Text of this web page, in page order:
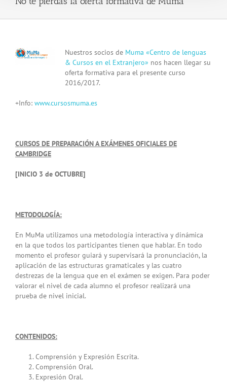
View
Nuestros socios de Muma «Centro de lenguas
& Cursos en el Extranjero» nos hacen llegar su
oferta formativa para el presente curso
2016/2017.
+Info: www.cursosmuma.es
CURSOS DE PREPARACIÓN A EXÁMENES OFICIALES DE
CAMBRIDGE
[INICIO 3 de OCTUBRE]
METODOLOGÍA:
En MuMa utilizamos una metodología interactiva y dinámica
en la que todos los participantes tienen que hablar. En todo
momento el profesor guiará y supervisará la pronunciación, la
aplicación de las estructuras gramaticales y las cuatro
destrezas de la lengua que en el exámen se exigen. Para poder
valorar el nivel de cada alumno el profesor realizará una
prueba de nivel inicial.
CONTENIDOS:
Comprensión y Expresión Escrita.
Comprensión Oral.
Expresión Oral.